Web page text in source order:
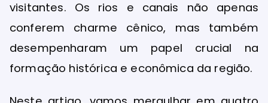
visitantes. Os rios e canais não apenas
conferem charme cênico, mas também
desempenharam um papel crucial na
formação histórica e econômica da região.